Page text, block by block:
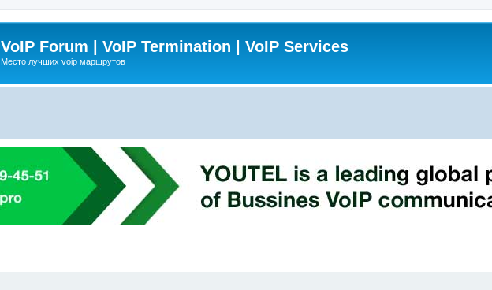
VoIP Forum | VoIP Termination | VoIP Services
Место лучших voip маршрутов